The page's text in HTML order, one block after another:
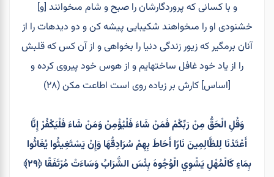
و با كسانى كه پروردگارشان را صبح و شام مى‏خوانند [و]
خشنودى او را مى‏خواهند شكيبايى پيشه كن و دو ديده‏ات را از
آنان برمگير كه زيور زندگى دنيا را بخواهى و از آن كس كه قلبش
را از ياد خود غافل ساخته‏ايم و از هوس خود پيروى كرده و
[اساس] كارش بر زياده‏ روى است اطاعت مكن (۲۸)
وَقُلِ الْحَقُّ مِنْ رَبِّكُمْ فَمَنْ شَاءَ فَلْيُؤْمِنْ وَمَنْ شَاءَ فَلْيَكْفُرْ إِنَّا
أَعْتَدْنَا لِلظَّالِمِينَ نَارًا أَحَاطَ بِهِمْ سُرَادِقُهَا وَإِنْ يَسْتَغِيثُوا يُغَاثُوا
بِمَاءٍ كَالْمُهْلِ يَشْوِي الْوُجُوهَ بِئْسَ الشَّرَابُ وَسَاءَتْ مُرْتَفَقًا ﴿۲۹﴾